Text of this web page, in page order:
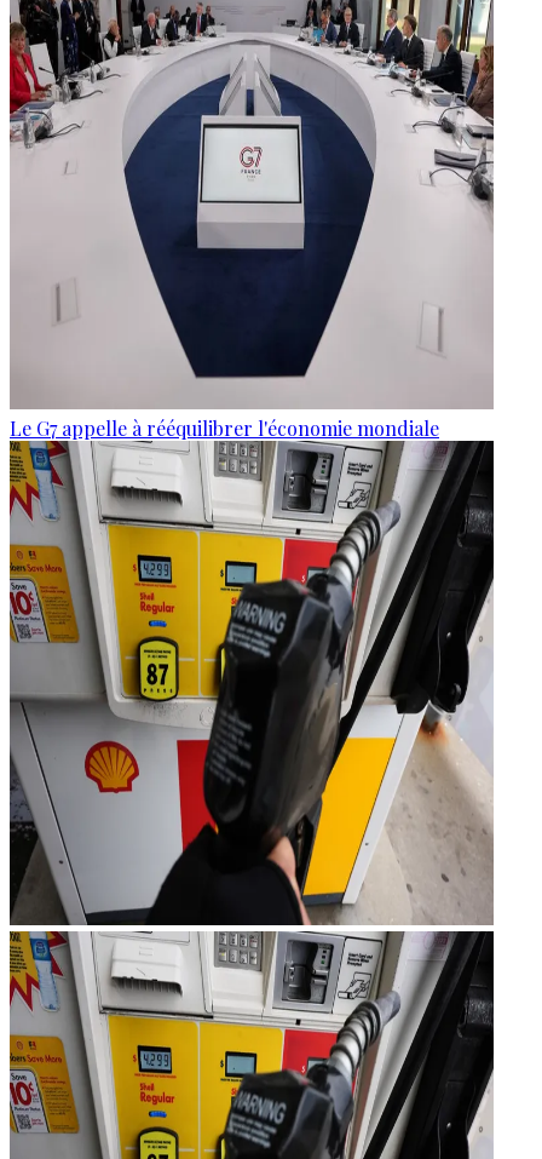
Le G7 appelle à rééquilibrer l'économie mondiale